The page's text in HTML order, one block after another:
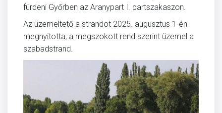
fürdeni Győrben az Aranypart I. partszakaszon.
Az üzemeltető a strandot 2025. augusztus 1-én
megnyitotta, a megszokott rend szerint üzemel a
szabadstrand.